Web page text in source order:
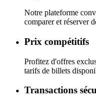
Notre plateforme
comparer et réserver
Prix compétitifs
Profitez d'offres
tarifs de billets
Transactions